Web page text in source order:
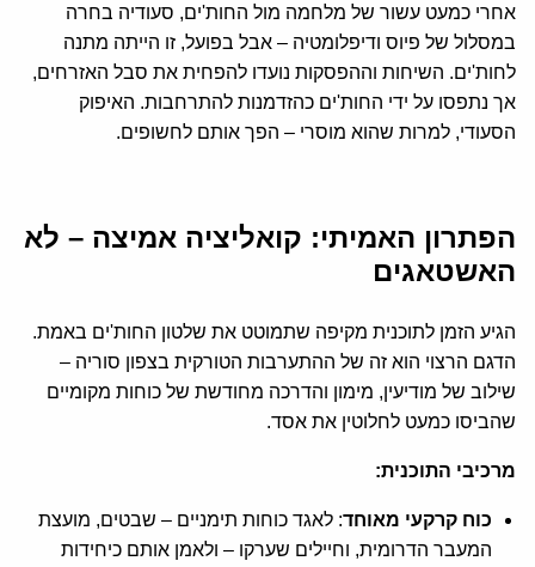
אחרי כמעט עשור של מלחמה מול החות'ים, סעודיה בחרה
במסלול של פיוס ודיפלומטיה – אבל בפועל, זו הייתה מתנה
לחות'ים. השיחות וההפסקות נועדו להפחית את סבל האזרחים,
אך נתפסו על ידי החות'ים כהזדמנות להתרחבות. האיפוק
הסעודי, למרות שהוא מוסרי – הפך אותם לחשופים.
הפתרון האמיתי: קואליציה אמיצה – לא
האשטאגים
הגיע הזמן לתוכנית מקיפה שתמוטט את שלטון החות'ים באמת.
הדגם הרצוי הוא זה של ההתערבות הטורקית בצפון סוריה –
שילוב של מודיעין, מימון והדרכה מחודשת של כוחות מקומיים
שהביסו כמעט לחלוטין את אסד.
מרכיבי התוכנית:
כוח קרקעי מאוחד: לאגד כוחות תימניים – שבטים, מועצת
המעבר הדרומית, וחיילים שערקו – ולאמן אותם כיחידות